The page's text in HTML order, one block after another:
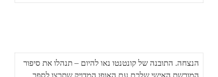
הנצחה. התובנה של קונטנטו נאו להיום – תנהלו את סיפור
המורשת האישי שלכם עם האופן המדויק שתרצו לספר